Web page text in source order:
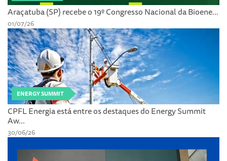
Araçatuba (SP) recebe o 19º Congresso Nacional da Bioene...
01/07/26
ENERGY SUMMIT
CPFL Energia está entre os destaques do Energy Summit
Aw...
30/06/26